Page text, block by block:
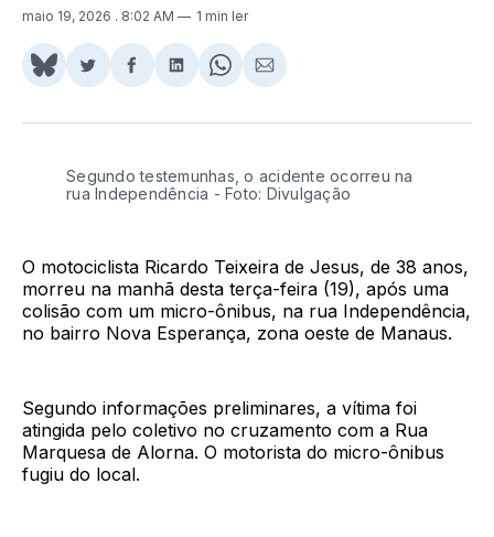
maio 19, 2026 . 8:02 AM 1 min ler
Share
BlueSky
Compartilhar
Twitter
Compartilhar
Facebook
Compartilhar
LinkedIn
Share
WhatsApp
Compartilhar
Email
Segundo testemunhas, o acidente ocorreu na
rua Independência - Foto: Divulgação
O motociclista Ricardo Teixeira de Jesus, de 38 anos,
morreu na manhã desta terça-feira (19), após uma
colisão com um micro-ônibus, na rua Independência,
no bairro Nova Esperança, zona oeste de Manaus.
Segundo informações preliminares, a vítima foi
atingida pelo coletivo no cruzamento com a Rua
Marquesa de Alorna. O motorista do micro-ônibus
fugiu do local.